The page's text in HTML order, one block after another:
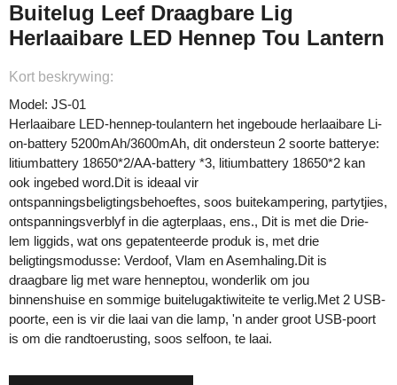
Buitelug Leef Draagbare Lig
Herlaaibare LED Hennep Tou Lantern
Kort beskrywing:
Model: JS-01
Herlaaibare LED-hennep-toulantern het ingeboude herlaaibare Li-
on-battery 5200mAh/3600mAh, dit ondersteun 2 soorte batterye:
litiumbattery 18650*2/AA-battery *3, litiumbattery 18650*2 kan
ook ingebed word.Dit is ideaal vir
ontspanningsbeligtingsbehoeftes, soos buitekampering, partytjies,
ontspanningsverblyf in die agterplaas, ens., Dit is met die Drie-
lem liggids, wat ons gepatenteerde produk is, met drie
beligtingsmodusse: Verdoof, Vlam en Asemhaling.Dit is
draagbare lig met ware henneptou, wonderlik om jou
binnenshuise en sommige buitelugaktiwiteite te verlig.Met 2 USB-
poorte, een is vir die laai van die lamp, 'n ander groot USB-poort
is om die randtoerusting, soos selfoon, te laai.